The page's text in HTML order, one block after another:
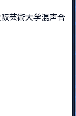
芸術大学混声合